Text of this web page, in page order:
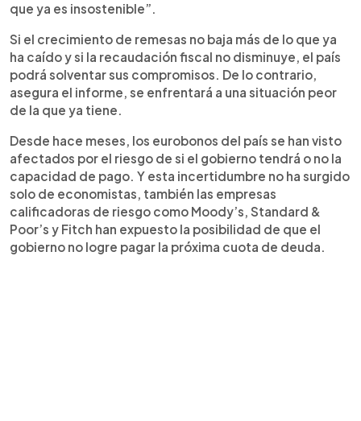
que ya es insostenible”.
Si el crecimiento de remesas no baja más de lo que ya
ha caído y si la recaudación fiscal no disminuye, el país
podrá solventar sus compromisos. De lo contrario,
asegura el informe, se enfrentará a una situación peor
de la que ya tiene.
Desde hace meses, los eurobonos del país se han visto
afectados por el riesgo de si el gobierno tendrá o no la
capacidad de pago. Y esta incertidumbre no ha surgido
solo de economistas, también las empresas
calificadoras de riesgo como Moody’s, Standard &
Poor’s y Fitch han expuesto la posibilidad de que el
gobierno no logre pagar la próxima cuota de deuda.